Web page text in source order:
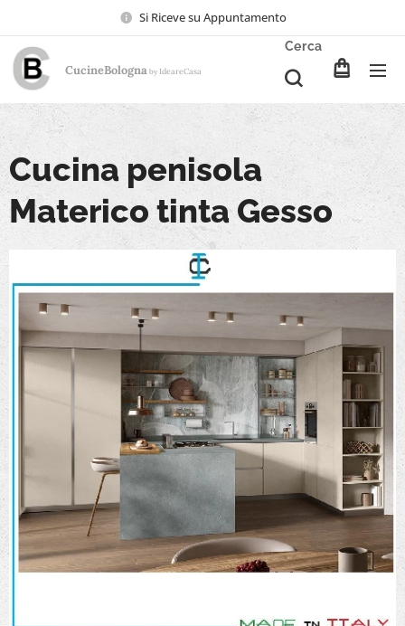
Si Riceve su Appuntamento
CucineBologna by IdeareCasa
Cerca
Cucina penisola
Materico tinta Gesso